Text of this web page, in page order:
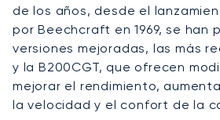
de los años, desde el
por Beechcraft en 1969, se han
versiones mejoradas, las más
y la B200CGT, que ofrecen
mejorar el rendimiento,
la velocidad y el confort de la